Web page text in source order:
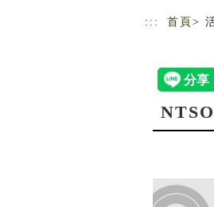
::: 首頁 >